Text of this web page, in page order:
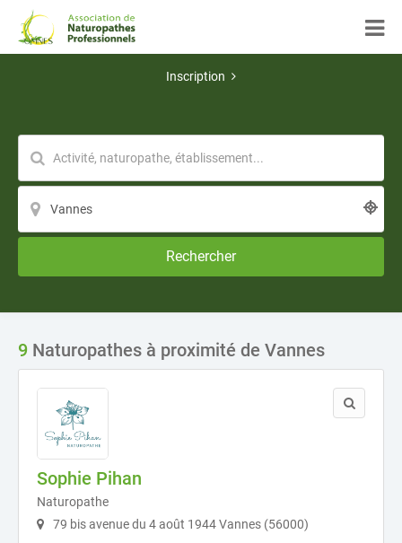
Inscription
Rechercher
9 Naturopathes à proximité de Vannes
Sophie Pihan
Naturopathe
79 bis avenue du 4 août 1944 Vannes (56000)